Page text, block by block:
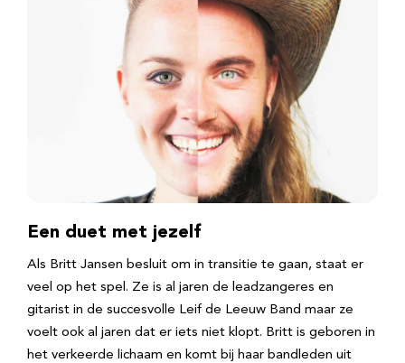
Een duet met jezelf
Als Britt Jansen besluit om in transitie te gaan, staat er
veel op het spel. Ze is al jaren de leadzangeres en
gitarist in de succesvolle Leif de Leeuw Band maar ze
voelt ook al jaren dat er iets niet klopt. Britt is geboren in
het verkeerde lichaam en komt bij haar bandleden uit